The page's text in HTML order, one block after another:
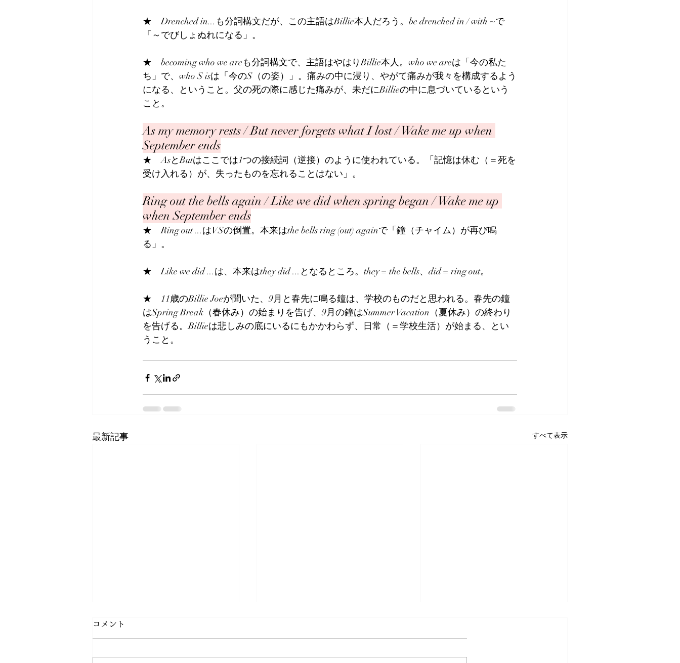
★　Drenched in...も分詞構文だが、この主語はBillie本人だろう。be drenched in / with ~で
「～でびしょぬれになる」。
★　becoming who we areも分詞構文で、主語はやはりBillie本人。who we areは「今の私た
ち」で、who S isは「今のS（の姿）」。痛みの中に浸り、やがて痛みが我々を構成するよう
になる、ということ。父の死の際に感じた痛みが、未だにBillieの中に息づいているという
こと。
As my memory rests / But never forgets what I lost / Wake me up when
September ends
★　AsとButはここでは1つの接続詞（逆接）のように使われている。「記憶は休む（＝死を
受け入れる）が、失ったものを忘れることはない」。
Ring out the bells again / Like we did when spring began / Wake me up
when September ends
★　Ring out ...はVSの倒置。本来はthe bells ring (out) againで「鐘（チャイム）が再び鳴
る」。
★　Like we did ...は、本来はthey did ...となるところ。they = the bells、did = ring out。
★　11歳のBillie Joeが聞いた、9月と春先に鳴る鐘は、学校のものだと思われる。春先の鐘
はSpring Break（春休み）の始まりを告げ、9月の鐘はSummer Vacation（夏休み）の終わり
を告げる。Billieは悲しみの底にいるにもかかわらず、日常（＝学校生活）が始まる、とい
うこと。
最新記事 すべて表示
コメント